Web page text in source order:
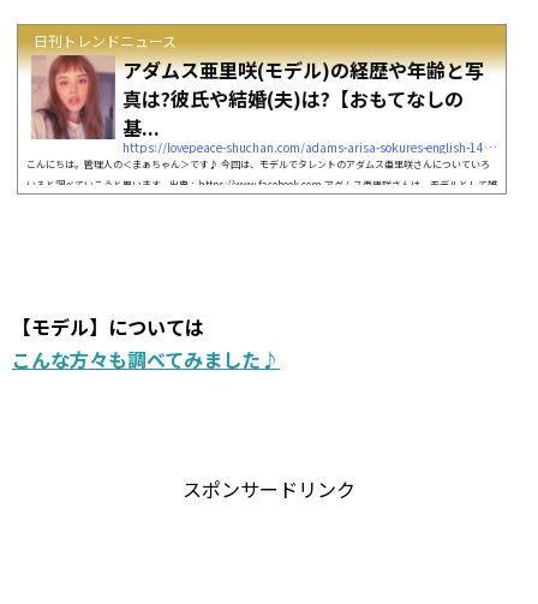
日刊トレンドニュース
アダムス亜里咲(モデル)の経歴や年齢と写
真は?彼氏や結婚(夫)は?【おもてなしの
基...
https://lovepeace-shuchan.com/adams-arisa-sokures-english-14439
こんにちは。管理人の＜まぁちゃん＞です♪ 今回は、モデルでタレントのアダムス亜里咲さんについていろ
いろと調べていこうと思います。出典：https://www.facebook.com アダムス亜里咲さんは、モデルとして雑
【モデル】については
こんな方々も調べてみました♪
スポンサードリンク